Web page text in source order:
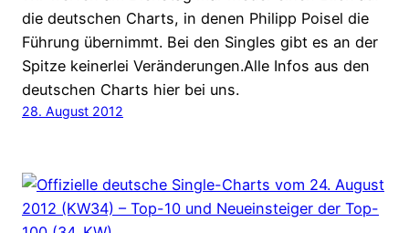
die deutschen Charts, in denen Philipp Poisel die
Führung übernimmt. Bei den Singles gibt es an der
Spitze keinerlei Veränderungen.Alle Infos aus den
deutschen Charts hier bei uns.
28. August 2012